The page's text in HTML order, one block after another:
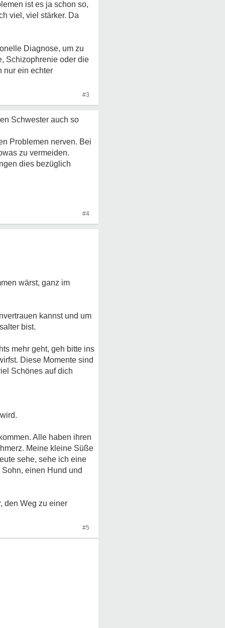
ist es ja schon so,
viel, viel stärker. Da
Diagnose, um zu
Schizophrenie oder die
nur ein echter
#3
Schwester auch so
Problemen nerven. Bei
zu vermeiden.
dies bezüglich
#4
wärst, ganz im
kannst und um
bist.
mehr geht, geh bitte ins
Diese Momente sind
Schönes auf dich
Alle haben ihren
Meine kleine Süße
sehe, sehe ich eine
einen Hund und
den Weg zu einer
#5